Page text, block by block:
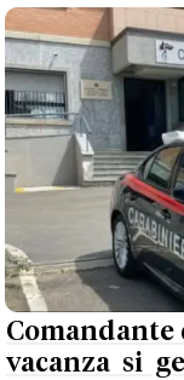
vacanza si